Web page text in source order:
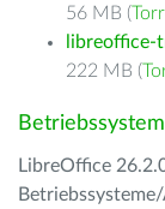
56 MB (
libreoffice-
222 MB (
LibreOffice